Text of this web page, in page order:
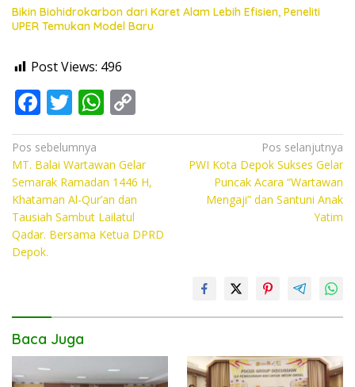
Bikin Biohidrokarbon dari Karet Alam Lebih Efisien, Peneliti
UPER Temukan Model Baru
Post Views: 496
F
ac
e
b
o
o
k
T
w
itt
er
W
h
at
s
A
p
o
y
Li
n
Navigasi
pos
Pos sebelumnya
MT. Balai Wartawan Gelar
Semarak Ramadan 1446 H,
Khataman Al-Qur’an dan
Tausiah Sambut Lailatul
Qadar. Bersama Ketua DPRD
Depok.
Pos selanjutnya
PWI Kota Depok Sukses Gelar
Puncak Acara “Wartawan
Mengaji” dan Santuni Anak
Yatim
Baca Juga